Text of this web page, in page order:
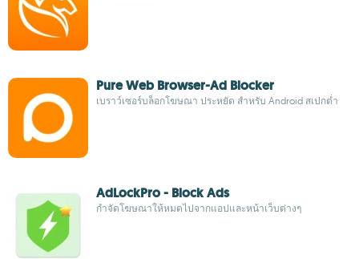
Pure Web Browser-Ad Blocker
เบราว์เซอร์บล็อกโฆษณา ประหยัด สำหรับ Android สเปกต่ำ
AdLockPro - Block Ads
กำจัดโฆษณาให้หมดไปจากแอปและหน้าเว็บต่างๆ